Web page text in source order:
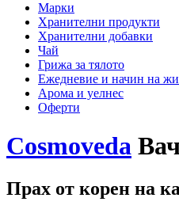
Марки
Хранителни продукти
Хранителни добавки
Чай
Грижа за тялото
Ежедневие и начин на
Арома и уелнес
Оферти
Cosmoveda
Прах от корен на